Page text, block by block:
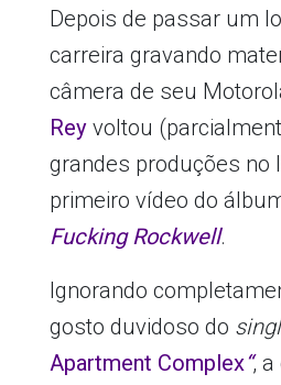
Depois de passar um
carreira gravando
câmera de seu
Reyvoltou
grandes produções no
primeiro vídeo do
Fucking Rockwell.
Ignorando
gosto duvidoso do
Apartment Complex“, a